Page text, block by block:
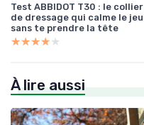
Test ABBIDOT T30 : le collier
de dressage qui calme le jeu
sans te prendre la tête
★★★★★
★★★★★
À lire aussi